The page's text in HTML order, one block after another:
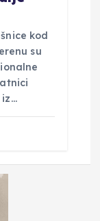
kod
su
iz…